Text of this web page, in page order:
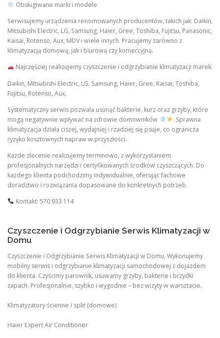
Obsługiwane marki i modele
Serwisujemy urządzenia renomowanych producentów, takich jak: Daikin,
Mitsubishi Electric, LG, Samsung, Haier, Gree, Toshiba, Fujitsu, Panasonic,
Kaisai, Rotenso, Aux, MDV i wiele innych. Pracujemy zarówno z
klimatyzacją domową, jak i biurową czy komercyjną.
Najczęściej realizujemy czyszczenie i odgrzybianie klimatyzacji marek:
Daikin, Mitsubishi Electric, LG, Samsung, Haier, Gree, Kaisai, Toshiba,
Fujitsu, Rotenso, Aux.
Systematyczny serwis pozwala usunąć bakterie, kurz oraz grzyby, które
mogą negatywnie wpływać na zdrowie domowników
. Sprawna
klimatyzacja działa ciszej, wydajniej i rzadziej się psuje, co ogranicza
ryzyko kosztownych napraw w przyszłości.
Każde zlecenie realizujemy terminowo, z wykorzystaniem
profesjonalnych narzędzi i certyfikowanych środków czyszczących. Do
każdego klienta podchodzimy indywidualnie, oferując fachowe
doradztwo i rozwiązania dopasowane do konkretnych potrzeb.
Kontakt: 570 933 114
Czyszczenie i Odgrzybianie Serwis Klimatyzacji w
Domu
Czyszczenie i Odgrzybianie Serwis Klimatyzacji w Domu, Wykonujemy
mobilny serwis i odgrzybianie klimatyzacji samochodowej z dojazdem
do klienta. Czyścimy parownik, usuwamy grzyby, bakterie i brzydki
zapach. Profesjonalnie, szybko i wygodnie – bez wizyty w warsztacie.
Klimatyzatory ścienne / split (domowe)
Haier Expert Air Conditioner